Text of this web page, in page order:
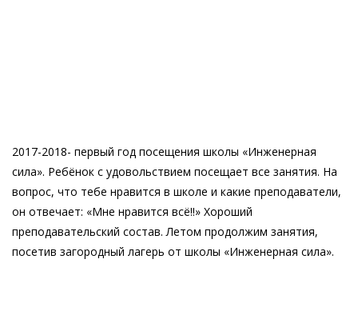
2017-2018- первый год посещения школы «Инженерная
сила». Ребёнок с удовольствием посещает все занятия. На
вопрос, что тебе нравится в школе и какие преподаватели,
он отвечает: «Мне нравится всё!!» Хороший
преподавательский состав. Летом продолжим занятия,
посетив загородный лагерь от школы «Инженерная сила».